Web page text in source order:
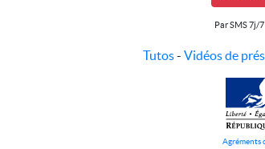
Par SMS 7j/
Tutos- Vidéos de
Agréments